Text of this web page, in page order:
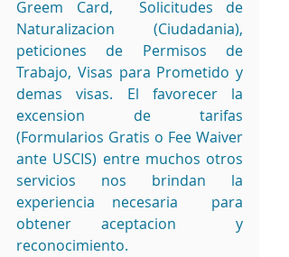
Greem Card,  Solicitudes de
Naturalizacion (Ciudadania),
peticiones de Permisos de
Trabajo, Visas para Prometido y
demas visas. El favorecer la
excension de tarifas
(Formularios Gratis o Fee Waiver
ante USCIS) entre muchos otros
servicios nos brindan la
experiencia necesaria  para
obtener aceptacion  y
reconocimiento.